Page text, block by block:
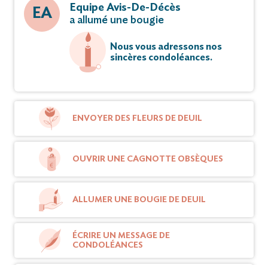
EA
Equipe Avis-De-Décès
a allumé une bougie
Nous vous adressons nos
sincères condoléances.
ENVOYER DES FLEURS DE DEUIL
OUVRIR UNE CAGNOTTE OBSÈQUES
ALLUMER UNE BOUGIE DE DEUIL
ÉCRIRE UN MESSAGE DE
CONDOLÉANCES